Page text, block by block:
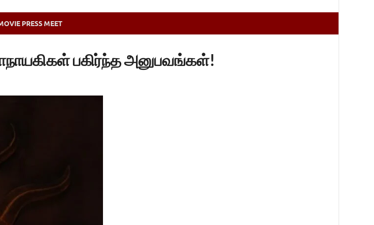
PRESS MEET
பகிர்ந்த அனுபவங்கள்!